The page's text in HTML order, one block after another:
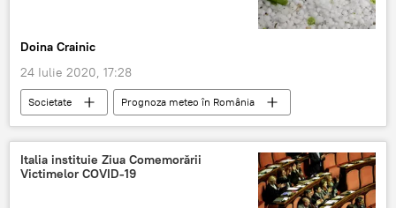
Doina Crainic
24 Iulie 2020, 17:28
Societate Prognoza meteo în România
Italia instituie Ziua Comemorării
Victimelor COVID-19